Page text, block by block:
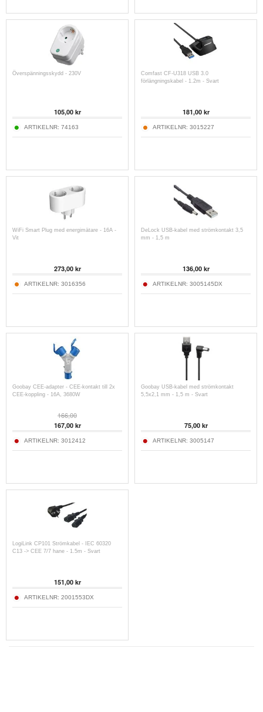
Överspänningsskydd - 230V
105,00kr
ARTIKELNR: 74163
Comfast CF-U318 USB 3.0
förlängningskabel - 1.2m - Svart
181,00kr
ARTIKELNR: 3015227
WiFi Smart Plug med energimätare - 16A -
Vit
273,00kr
ARTIKELNR: 3016356
DeLock USB-kabel med strömkontakt 3,5
mm - 1,5 m
136,00kr
ARTIKELNR: 3005145DX
Goobay CEE-adapter - CEE-kontakt till 2x
CEE-koppling - 16A, 3680W
166,00
167,00kr
ARTIKELNR: 3012412
Goobay USB-kabel med strömkontakt
5,5x2,1 mm - 1,5 m - Svart
75,00kr
ARTIKELNR: 3005147
LogiLink CP101 Strömkabel - IEC 60320
C13 -> CEE 7/7 hane - 1.5m - Svart
151,00kr
ARTIKELNR: 2001553DX